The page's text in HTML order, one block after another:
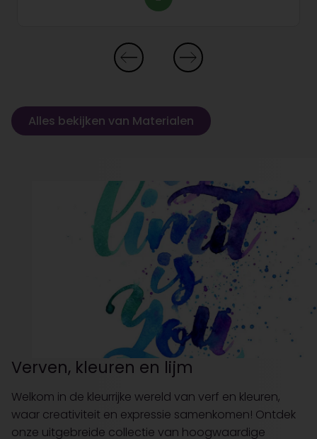
Alles bekijken van Materialen
Verven, kleuren en lijm
Welkom in de kleurrijke wereld van verf en kleuren,
waar creativiteit en expressie samenkomen! Ontdek
onze uitgebreide collectie van hoogwaardige